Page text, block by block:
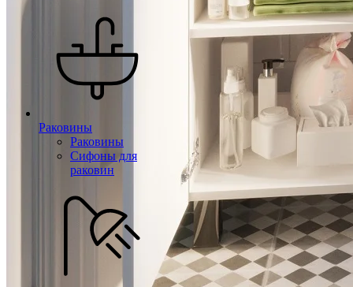
Раковины
Раковины
Сифоны для
раковин